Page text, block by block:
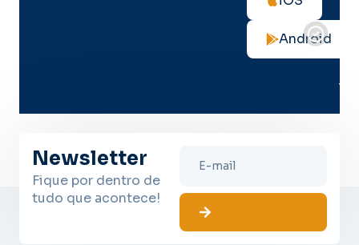
Android
no
Newsletter
Fique por dentro de
tudo que acontece!